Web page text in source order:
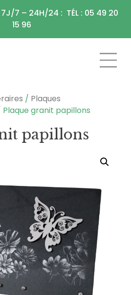
7J/7 – 24H/24 : TÉL : 05 49 20
15 96
/ Plaques
Plaque granit papillons
papillons
cookies